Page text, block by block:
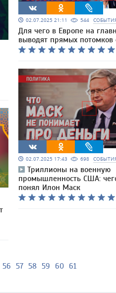
02.07.2025 21:11 544
Для чего в Европе на
выводят прямых
02.07.2025 17:43 698
Триллионы на военную
промышленность США:
понял Илон Маск
56 57 58 59 60 61